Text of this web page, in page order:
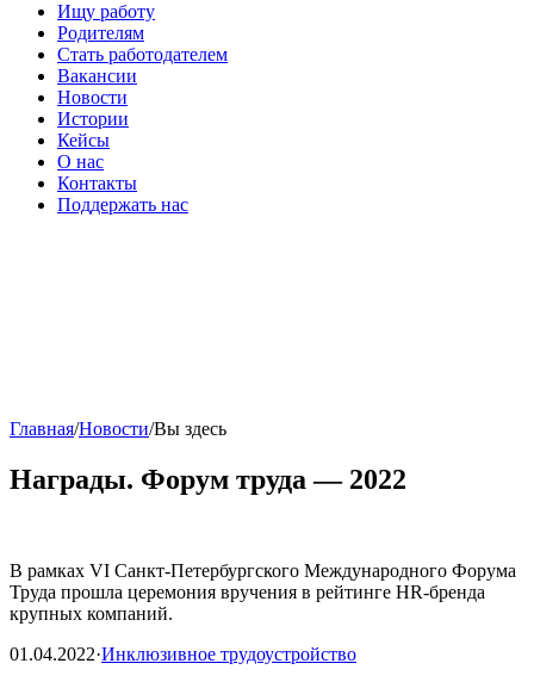
Ищу работу
Родителям
Стать работодателем
Вакансии
Новости
Истории
Кейсы
О нас
Контакты
Поддержать нас
Главная/Новости/Вы здесь
Награды. Форум труда — 2022
В рамках VI Санкт-Петербургского Международного Форума
Труда прошла церемония вручения в рейтинге HR-бренда
крупных компаний.
01.04.2022·Инклюзивное трудоустройство